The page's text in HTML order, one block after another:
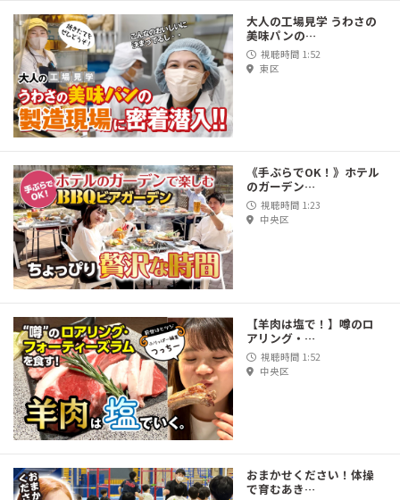
大人の工場見学 うわさの
美味パンの…
視聴時間 1:52
東区
《手ぶらでOK！》ホテル
のガーデン…
視聴時間 1:23
中央区
【羊肉は塩で！】噂のロ
アリング・…
視聴時間 1:52
中央区
おまかせください！体操
で育むあき…